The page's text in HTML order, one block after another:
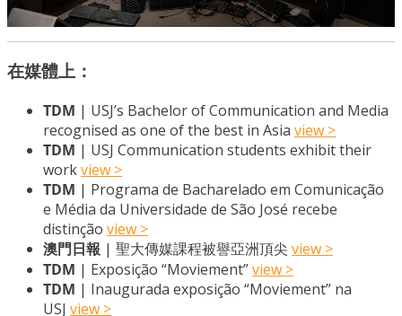
在媒體上：
TDM | USJ’s Bachelor of Communication and Media
recognised as one of the best in Asia view >
TDM | USJ Communication students exhibit their
workview >
TDM | Programa de Bacharelado em Comunicação
e Média da Universidade de São José recebe
distinção view >
澳門日報 | 聖大傳媒課程被譽亞洲頂尖 view >
TDM | Exposição “Moviement”view >
TDM | Inaugurada exposição “Moviement” na
USJ view >